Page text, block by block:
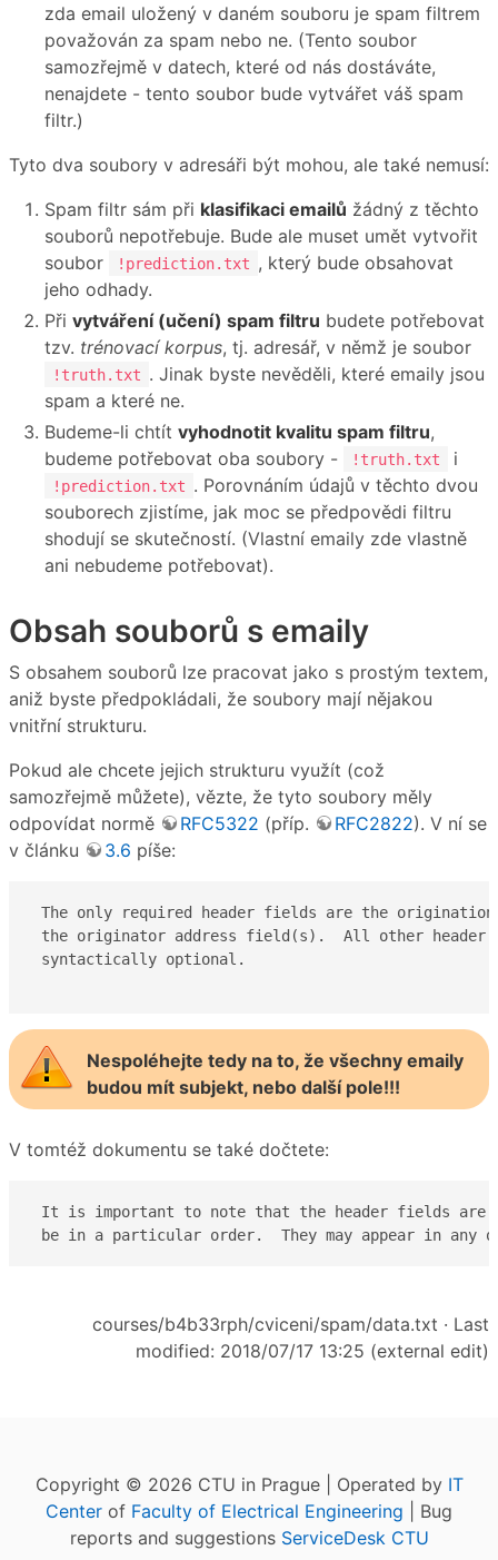
zda email uložený v daném souboru je spam filtrem
považován za spam nebo ne. (Tento soubor
samozřejmě v datech, které od nás dostáváte,
nenajdete - tento soubor bude vytvářet váš spam
filtr.)
Tyto dva soubory v adresáři být mohou, ale také nemusí:
Spam filtr sám při klasifikaci emailů žádný z těchto
souborů nepotřebuje. Bude ale muset umět vytvořit
soubor
!prediction.txt , který bude obsahovat
jeho odhady.
Při vytváření (učení) spam filtru budete potřebovat
tzv. trénovací korpus, tj. adresář, v němž je soubor
!truth.txt . Jinak byste nevěděli, které emaily jsou
spam a které ne.
Budeme-li chtít vyhodnotit kvalitu spam filtru,
budeme potřebovat oba soubory -
!truth.txt i
!prediction.txt . Porovnáním údajů v těchto dvou
souborech zjistíme, jak moc se předpovědi filtru
shodují se skutečností. (Vlastní emaily zde vlastně
ani nebudeme potřebovat).
Obsah souborů s emaily
S obsahem souborů lze pracovat jako s prostým textem,
aniž byste předpokládali, že soubory mají nějakou
vnitřní strukturu.
Pokud ale chcete jejich strukturu využít (což
samozřejmě můžete), vězte, že tyto soubory měly
odpovídat normě
RFC5322 (příp. RFC2822). V ní se
v článku
3.6 píše:
The only required header fields are the
the originator address field(s).  All other header
syntactically optional.
Nespoléhejte tedy na to, že všechny emaily
budou mít subjekt, nebo další pole!!!
V tomtéž dokumentu se také dočtete:
It is important to note that the header fields are
be in a particular order.  They may appear in any
courses/b4b33rph/cviceni/spam/data.txt · Last
modified: 2018/07/17 13:25 (external edit)
Copyright © 2026 CTU in Prague | Operated by IT
Center of Faculty of Electrical Engineering | Bug
reports and suggestions ServiceDesk CTU